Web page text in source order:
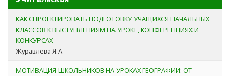
КАК СПРОЕКТИРОВАТЬ ПОДГОТОВКУ УЧАЩИХСЯ НАЧАЛЬНЫХ
КЛАССОВ К ВЫСТУПЛЕНИЯМ НА УРОКЕ, КОНФЕРЕНЦИЯХ И
КОНКУРСАХ
Журавлева Я.А.
МОТИВАЦИЯ ШКОЛЬНИКОВ НА УРОКАХ ГЕОГРАФИИ: ОТ